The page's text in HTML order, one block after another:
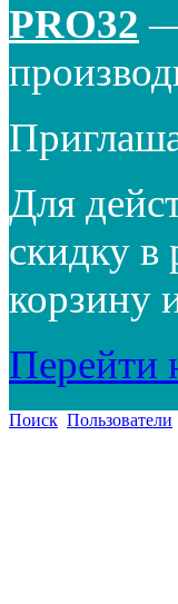
PRO32
Для
скидку
корзину
Перейти
Поиск Пользователи